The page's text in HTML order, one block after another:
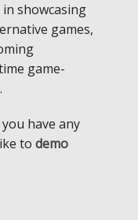
showcasing
games,
game-
have any
todemo